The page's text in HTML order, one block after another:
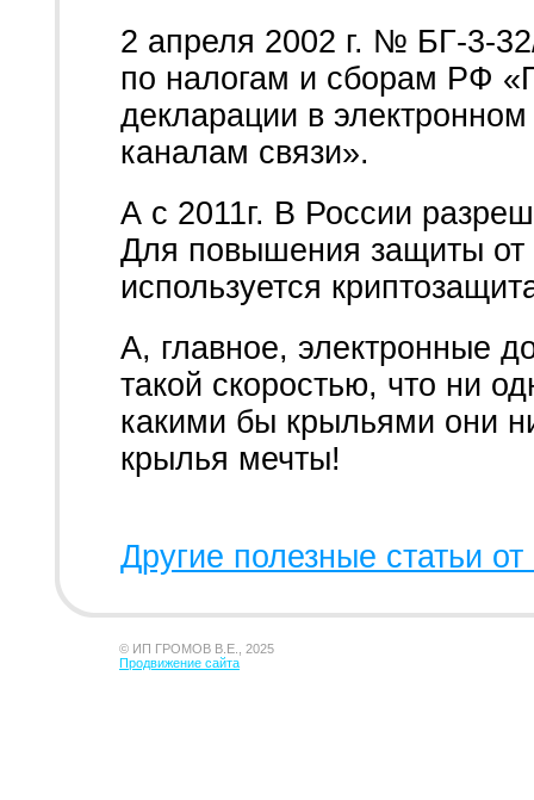
2 апреля 2002 г. № БГ-3-
по налогам и сборам РФ
декларации в
каналам связи».
А с 2011г. В России
Для повышения защиты от
используется
А, главное, электронные
такой скоростью, что ни
какими бы крыльями они
крылья мечты!
Другие полезные статьи
© ИП ГРОМОВ В.Е., 2025
Продвижение сайта